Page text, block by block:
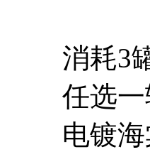
消耗3
任选一
电镀